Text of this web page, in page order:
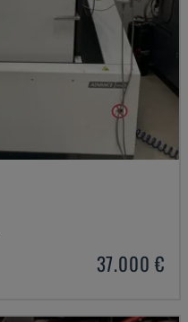
37.000 €